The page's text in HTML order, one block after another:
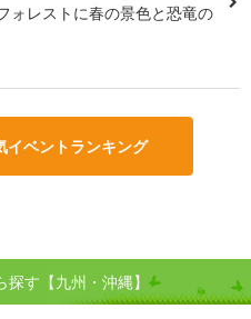
ォレストに春の景色と恐竜の
イベントランキング
す【九州・沖縄】